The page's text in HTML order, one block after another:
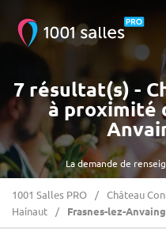
La demande de
7 résultat(s) -
à proximité
1001 Salles PRO Château
Hainaut
Frasnes-lez-Anvaing